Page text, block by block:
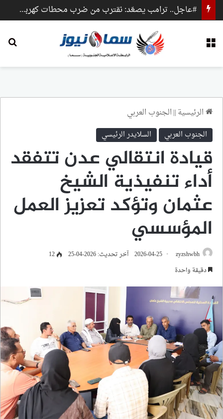
#عاجل.. ترامب يصعّد: نقترب من ضرب محطات كهرباء وجسور داخل إيران
الرئيسية||الجنوب العربي
الجنوب العربي السلايدر الرئيسي
قيادة انتقالي عدن تتفقد
أداء تنفيذية الشيخ
عثمان وتؤكد تعزيز العمل
المؤسسي
zyzshwbh
2026-04-25 آخر تحديث: 2026-04-25
12
دقيقة واحدة